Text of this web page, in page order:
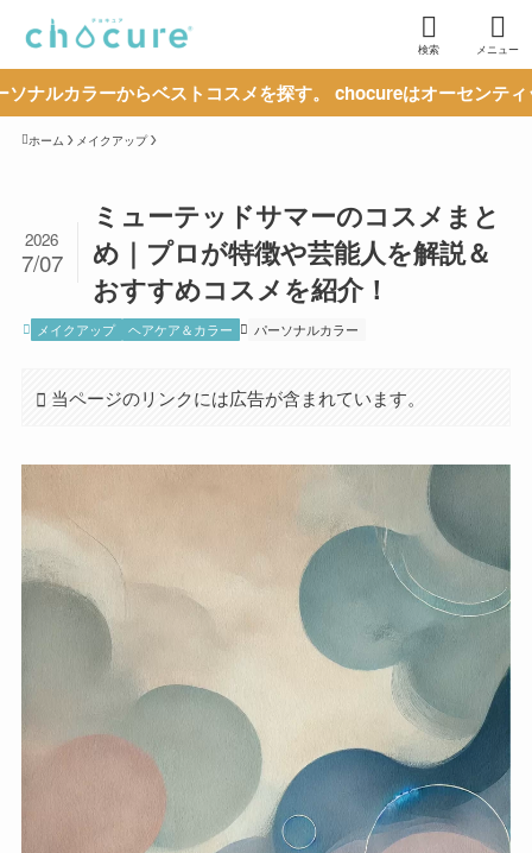
検索 メニュー
らベストコスメを探す。 chocureはオーセンティックな情報
ホーム メイクアップ
ミューテッドサマーのコスメまと
め｜プロが特徴や芸能人を解説＆
おすすめコスメを紹介！
2026
7/07
メイクアップ ヘアケア＆カラー パーソナルカラー
当ページのリンクには広告が含まれています。